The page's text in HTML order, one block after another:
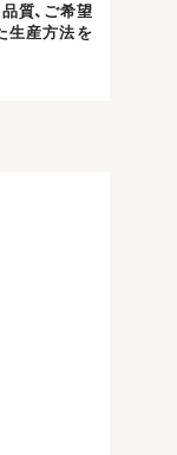
質、ご希望
生産方法を